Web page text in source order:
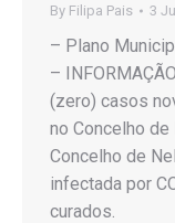
By Filipa Pais 3
– Plano
–
(zero) casos
no Concelho
Concelho de
infectada por
curados.